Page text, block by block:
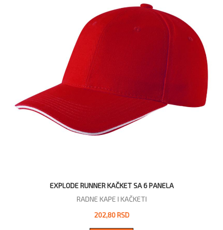
EXPLODE RUNNER KAČKET SA 6 PANELA
RADNE KAPE I KAČKETI
202,80 RSD